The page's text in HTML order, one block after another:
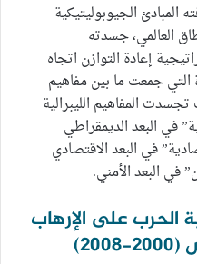
الجيوبوليتيكية
العالمي، جسدته
إعادة التوازن اتجاه
التي جمعت ما بين مفاهيم
تجسدت المفاهيم الليبرالية
في البعد الديمقراطي
في البعد الاقتصادي
في البعد الأمني.
الحرب على الإرهاب